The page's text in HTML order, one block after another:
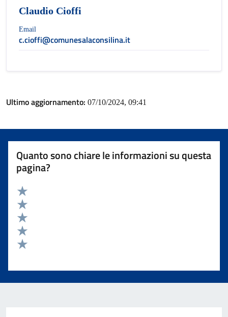
Claudio Cioffi
Email
c.cioffi@comunesalaconsilina.it
Ultimo aggiornamento: 07/10/2024, 09:41
Quanto sono chiare le informazioni su questa
pagina?
Valuta 5 stelle su 5
Valuta 4 stelle su 5
Valuta 3 stelle su 5
Valuta 2 stelle su 5